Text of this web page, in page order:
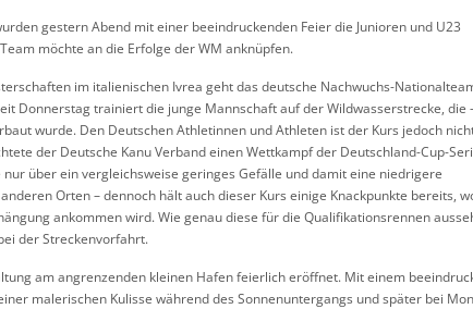
gestern Abend mit einer beeindruckenden Feier die Junioren und U23
möchte an die Erfolge der WM anknüpfen.
im italienischen Ivrea geht das deutsche Nachwuchs-
Donnerstag trainiert die junge Mannschaft auf der Wildwasserstrecke, die
wurde. Den Deutschen Athletinnen und Athleten ist der Kurs jedoch
der Deutsche Kanu Verband einen Wettkampf der Deutschland-Cup-
über ein vergleichsweise geringes Gefälle und damit eine niedrigere
Orten – dennoch hält auch dieser Kurs einige Knackpunkte bereits,
ankommen wird. Wie genau diese für die Qualifikationsrennen
der Streckenvorfahrt.
am angrenzenden kleinen Hafen feierlich eröffnet. Mit einem
malerischen Kulisse während des Sonnenuntergangs und später bei